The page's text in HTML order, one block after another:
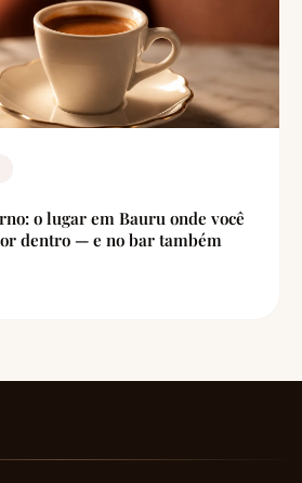
o lugar em Bauru onde você
dentro — e no bar também